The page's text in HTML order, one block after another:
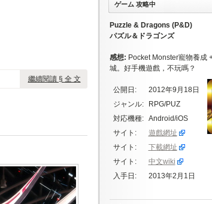
繼續閱讀 § 全 文
ゲーム 攻略中
Puzzle & Dragons (P&D)
パズル＆ドラゴンズ
感想: Pocket Monster寵物養成
城。好手機遊戲，不玩嗎？
公開日:
2012年9月18日
ジャンル:
RPG/PUZ
対応機種:
Android/iOS
サイト:
遊戲網址
サイト:
下載網址
サイト:
中文wiki
入手日:
2013年2月1日